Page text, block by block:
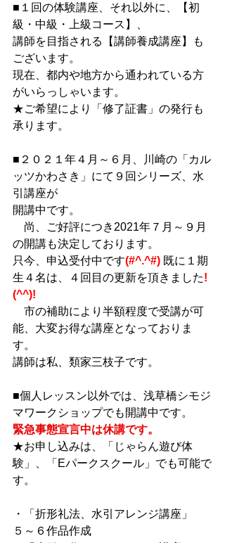
■１回の体験講座、それ以外に、【初
級・中級・上級コース】、
講師を目指される【講師養成講座】も
ございます。
現在、都内や地方から通われている方
がいらっしゃいます。
★ご希望により「修了証書」の発行も
承ります。
■２０２１年４月～６月、川崎の「カル
ッツかわさき」にて９回シリーズ、水
引講座が
開講中です。
尚、ご好評につき2021年７月～９月
の開講も決定しております。
只今、申込受付中です(#^.^#) 既に１期
生４名は、４回目の更新を頂きました!
(^^)!
市の補助により半額程度で受講が可
能、大変お得な講座となっておりま
す。
講師は私、類家三枝子です。
■個人レッスン以外では、浅草橋シモジ
マワークショップでも開講中です。
緊急事態宣言中は休講です。
★お申し込みは、「じゃらん遊び体
験」、「Eパークスクール」でも可能で
す。
・「折形礼法、水引アレンジ講座」
５～６作品作成